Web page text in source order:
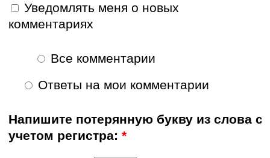
Уведомлять меня о новых
комментариях
Все комментарии
Ответы на мои комментарии
Напишите потерянную букву из слова с
учетом регистра:*